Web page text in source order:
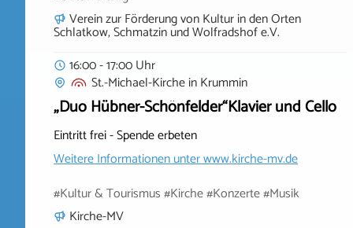
Verein zur Förderung von Kultur in den Orten
Schlatkow, Schmatzin und Wolfradshof e.V.
16:00 - 17:00 Uhr
St.-Michael-KircheinKrummin
„Duo Hübner-Schönfelder“Klavier und Cello
Eintritt frei - Spende erbeten
Weitere Informationen unterwww.kirche-mv.de
#Kultur & Tourismus #Kirche #Konzerte #Musik
Kirche-MV